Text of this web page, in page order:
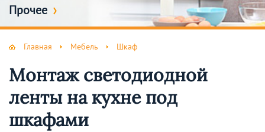
Прочее
Главная Мебель Шкаф
Монтаж светодиодной
ленты на кухне под
шкафами